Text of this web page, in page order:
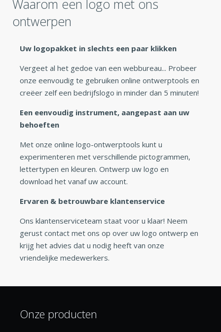
Waarom een logo met ons
ontwerpen
Uw logopakket in slechts een paar klikken
Vergeet al het gedoe van een webbureau... Probeer
onze eenvoudig te gebruiken online ontwerptools en
creëer zelf een bedrijfslogo in minder dan 5 minuten!
Een eenvoudig instrument, aangepast aan uw
behoeften
Met onze online logo-ontwerptools kunt u
experimenteren met verschillende pictogrammen,
lettertypen en kleuren. Ontwerp uw logo en
download het vanaf uw account.
Ervaren & betrouwbare klantenservice
Ons klantenserviceteam staat voor u klaar! Neem
gerust contact met ons op over uw logo ontwerp en
krijg het advies dat u nodig heeft van onze
vriendelijke medewerkers.
Onze producten